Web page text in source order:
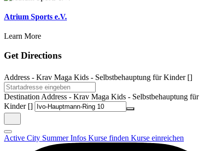
Atrium Sports e.V.
Learn More
Get Directions
Address - Krav Maga Kids - Selbstbehauptung für Kinder []
Destination Address - Krav Maga Kids - Selbstbehauptung für
Kinder []
Active City SummerInfos Kurse finden Kurse einreichen